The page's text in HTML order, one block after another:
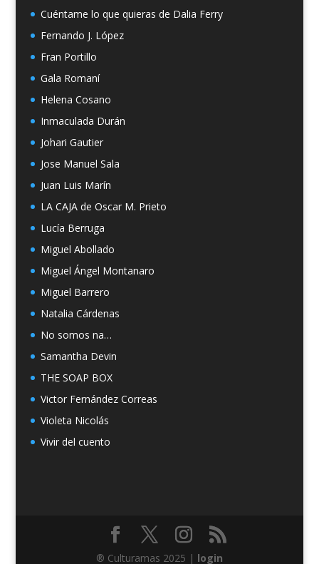
Cuéntame lo que quieras de Dalia Ferry
Fernando J. López
Fran Portillo
Gala Romaní
Helena Cosano
Inmaculada Durán
Johari Gautier
Jose Manuel Sala
Juan Luis Marín
LA CAJA de Oscar M. Prieto
Lucía Berruga
Miguel Abollado
Miguel Ángel Montanaro
Miguel Barrero
Natalia Cárdenas
No somos na…
Samantha Devin
THE SOAP BOX
Victor Fernández Correas
Violeta Nicolás
Vivir del cuento
® Culturamas 2025 | login